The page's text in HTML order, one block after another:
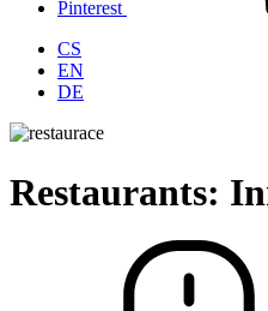
Pinterest
CS
EN
DE
Restaurants: